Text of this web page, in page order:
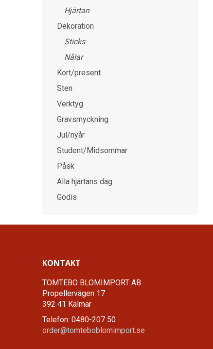
Hjärtan
Dekoration
Sticks
Nålar
Kort/present
Sten
Verktyg
Gravsmyckning
Jul/nyår
Student/Midsommar
Påsk
Alla hjärtans dag
Godis
KONTAKT
TOMTEBO BLOMIMPORT AB
Propellervägen 17
392 41 Kalmar
Telefon: 0480-207 50
order@tomteboblomimport.se